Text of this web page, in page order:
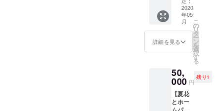
ご対応
可能で
す！
下さい
ませ。
（同行
者分は
無しで
合現地
解散で
お願い
いたし
ます。
アー）
・京都
漫画
ミュー
ジアム
（おす
ンガを
読んだ
り展示
を観た
り）中
2020
年05
月
詳細を見る
こ
の
リ
タ
ー
ン
を
選
択
す
る
50,
000 円
残り1
【夏花
とホー